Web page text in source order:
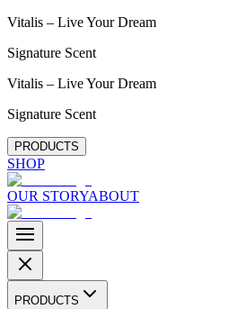
Vitalis – Live Your Dream
Signature Scent
Vitalis – Live Your Dream
Signature Scent
PRODUCTS
SHOP
OUR STORYABOUT
PRODUCTS